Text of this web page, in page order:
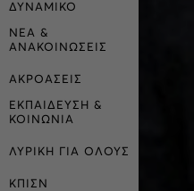
ΔΥΝΑΜΙΚΟ
ΝΕΑ &
ΑΝΑΚΟΙΝΩΣΕΙΣ
ΑΚΡΟΑΣΕΙΣ
ΕΚΠΑΙΔΕΥΣΗ &
ΚΟΙΝΩΝΙΑ
ΛΥΡΙΚΗ ΓΙΑ ΟΛΟΥΣ
ΚΠΙΣΝ